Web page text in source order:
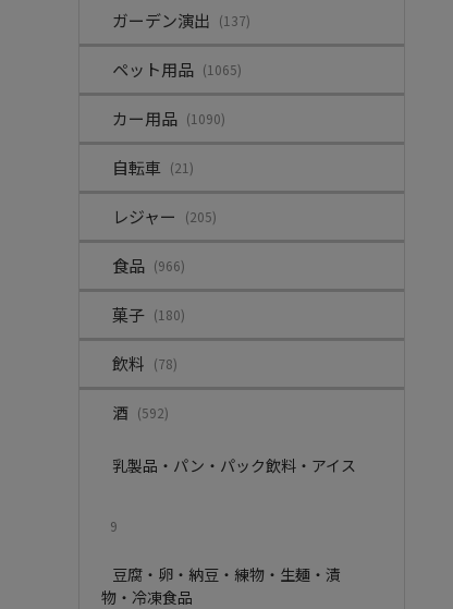
ガーデン演出 (137)
ペット用品 (1065)
カー用品 (1090)
自転車 (21)
レジャー (205)
食品 (966)
菓子 (180)
飲料 (78)
酒 (592)
乳製品・パン・パック飲料・アイス
9
豆腐・卵・納豆・練物・生麺・漬
物・冷凍食品